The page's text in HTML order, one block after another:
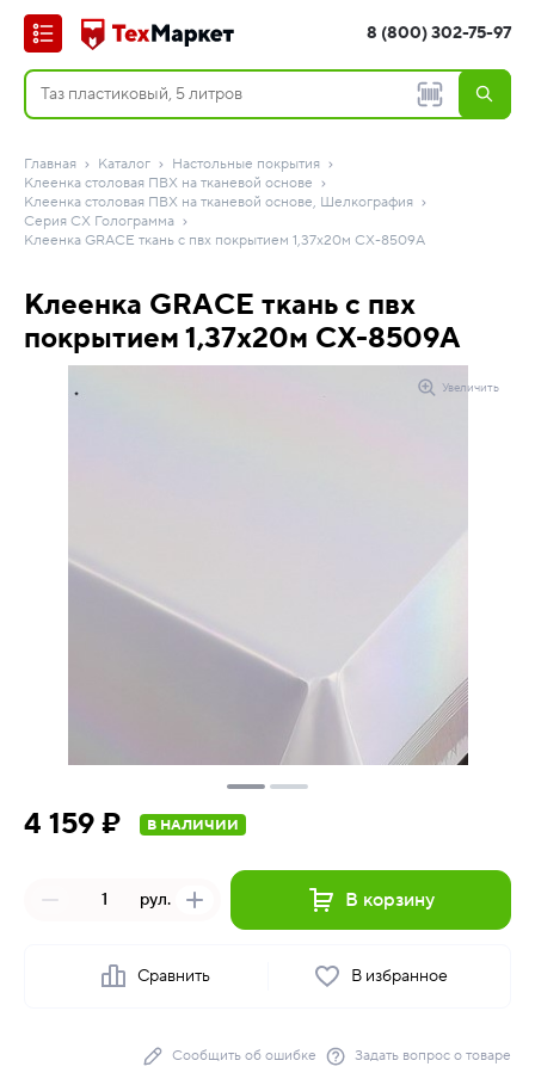
8 (800) 302-75-97
Главная Каталог
Настольные покрытия
Клеенка столовая ПВХ на тканевой основе
Клеенка столовая ПВХ на тканевой основе, Шелкография
Серия CX Голограмма
Клеенка GRACE ткань с пвх покрытием 1,37х20м СХ-8509A
Клеенка GRACE ткань с пвх
покрытием 1,37х20м СХ-8509A
Увеличить
4 159 ₽ В НАЛИЧИИ
рул. В корзину
Сравнить В избранное
Сообщить об ошибке Задать вопрос о товаре